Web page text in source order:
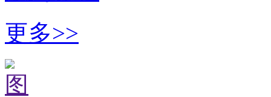
更多>>